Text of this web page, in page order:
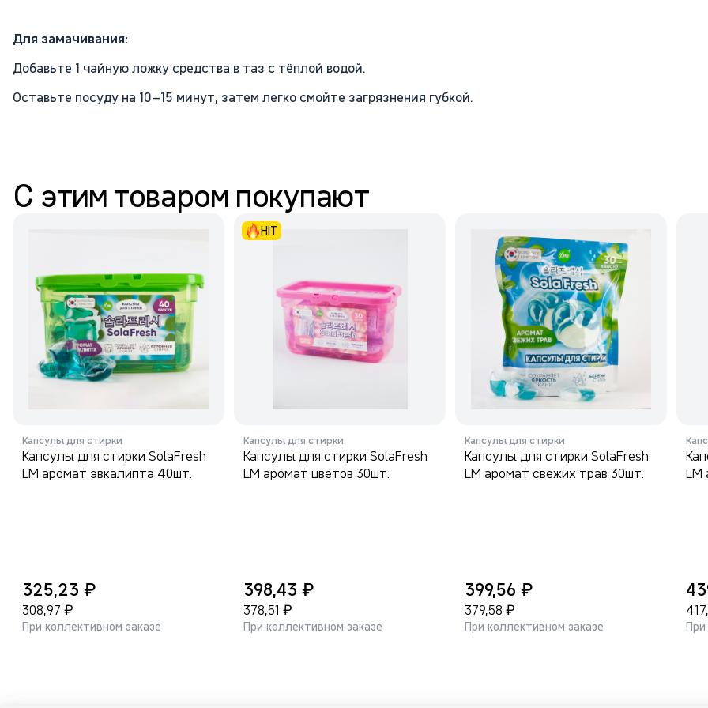
Для замачивания:
Добавьте 1 чайную ложку средства в таз с тёплой водой.
Оставьте посуду на 10–15 минут, затем легко смойте загрязнения губкой.
С этим товаром покупают
Капсулы для стирки
Капсулы для стирки SolaFresh
LM аромат эвкалипта 40шт.
325,23 ₽
308,97 ₽
При коллективном заказе
HIT
Капсулы для стирки
Капсулы для стирки SolaFresh
LM аромат цветов 30шт.
398,43 ₽
378,51 ₽
При коллективном заказе
Капсулы для стирки
Капсулы для стирки SolaFresh
LM аромат свежих трав 30шт.
399,56 ₽
379,58 ₽
При коллективном заказе
LM